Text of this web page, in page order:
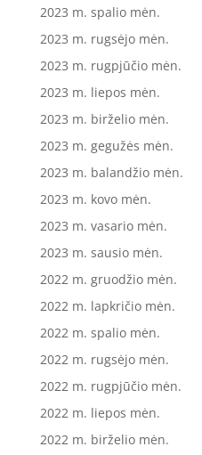
2023 m. spalio mėn.
2023 m. rugsėjo mėn.
2023 m. rugpjūčio mėn.
2023 m. liepos mėn.
2023 m. birželio mėn.
2023 m. gegužės mėn.
2023 m. balandžio mėn.
2023 m. kovo mėn.
2023 m. vasario mėn.
2023 m. sausio mėn.
2022 m. gruodžio mėn.
2022 m. lapkričio mėn.
2022 m. spalio mėn.
2022 m. rugsėjo mėn.
2022 m. rugpjūčio mėn.
2022 m. liepos mėn.
2022 m. birželio mėn.